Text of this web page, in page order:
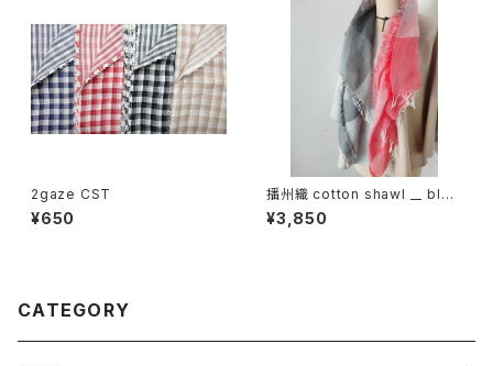
2gaze CST
¥650
播州織 cotton shawl __ bloc
k 120
¥3,850
CATEGORY